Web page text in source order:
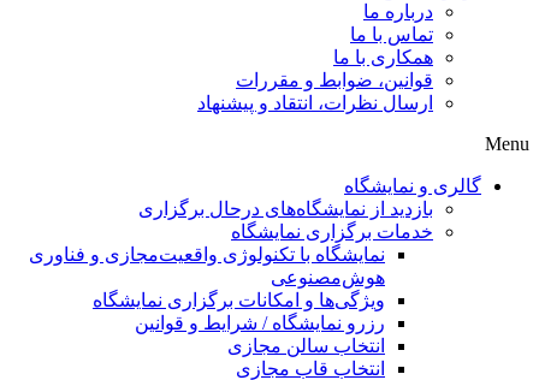
درباره ما
تماس با ما
همکاری با ما
قوانین، ضوابط و مقررات
ارسال نظرات، انتقاد و پیشنهاد
Menu
گالری و نمایشگاه
بازدید از نمایشگاه‌های درحال برگزاری
خدمات برگزاری نمایشگاه
نمایشگاه با تکنولوژی واقعیت‌مجازی و فناوری
هوش‌مصنوعی
ویژگی‌ها و امکانات برگزاری نمایشگاه
رزرو نمایشگاه / شرایط و قوانین
انتخاب سالن مجازی
انتخاب قاب مجازی